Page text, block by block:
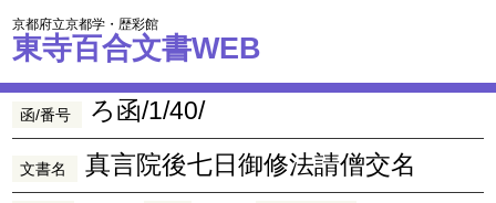
京都府立京都学・歴彩館
東寺百合文書WEB
函/番号 ろ函/1/40/
文書名 真言院後七日御修法請僧交名